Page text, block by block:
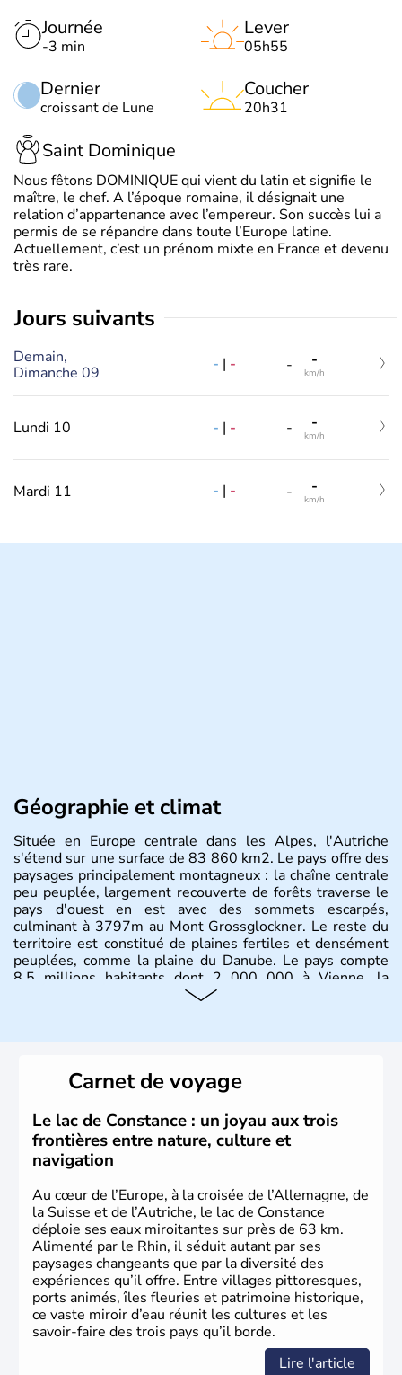
Journée
-3 min
Dernier
croissant de Lune
Lever
05h55
Coucher
20h31
Saint Dominique
Nous fêtons DOMINIQUE qui vient du latin et signifie le
maître, le chef. A l’époque romaine, il désignait une
relation d’appartenance avec l’empereur. Son succès lui a
permis de se répandre dans toute l’Europe latine.
Actuellement, c’est un prénom mixte en France et devenu
très rare.
jours suivants
Demain,
Dimanche 09
- | - - -
km/h
Lundi 10 - | - - -
km/h
Mardi 11 - | - - -
km/h
Géographie et climat
Située en Europe centrale dans les Alpes, l'Autriche
s'étend sur une surface de 83 860 km2. Le pays offre des
paysages principalement montagneux : la chaîne centrale
peu peuplée, largement recouverte de forêts traverse le
pays d'ouest en est avec des sommets escarpés,
culminant à 3797m au Mont Grossglockner. Le reste du
territoire est constitué de plaines fertiles et densément
peuplées, comme la plaine du Danube. Le pays compte
8.5 millions habitants dont 2 000 000 à Vienne, la
compte aujourd'hui plus de 8 millions d'habitants.
L'Autriche a donné naissance à de nombreux artistes :
Mozart, Schubert, le psychanalyste Freud, Romy
Schneider, Arnold Schwarzenegger, Anton Bruckner,
Gustav Mahler font partie des Autrichiens les plus
marquants de ces dernières décennies.
Carnet de voyage
Le lac de Constance : un joyau aux trois
frontières entre nature, culture et
navigation
Au cœur de l’Europe, à la croisée de l’Allemagne, de
la Suisse et de l’Autriche, le lac de Constance
déploie ses eaux miroitantes sur près de 63 km.
Alimenté par le Rhin, il séduit autant par ses
paysages changeants que par la diversité des
expériences qu’il offre. Entre villages pittoresques,
ports animés, îles fleuries et patrimoine historique,
ce vaste miroir d’eau réunit les cultures et les
savoir-faire des trois pays qu’il borde.
Lire l'article